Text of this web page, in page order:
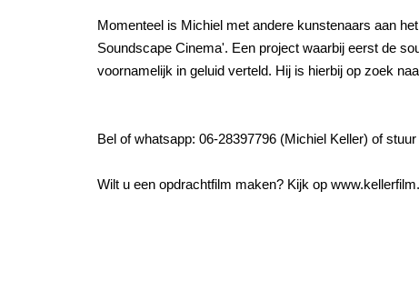
Momenteel is Michiel met andere kunstenaars aan
Soundscape Cinema'. Een project waarbij eerst de
voornamelijk in geluid verteld. Hij is hierbij op zoek
Bel of whatsapp: 06-28397796 (Michiel Keller) of
Wilt u een opdrachtfilm maken? Kijk op